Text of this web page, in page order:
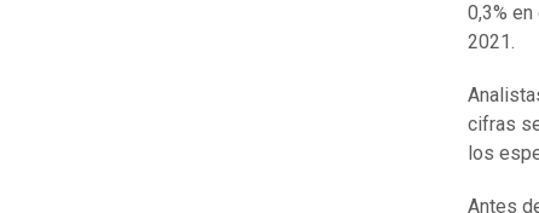
0,3%
2021.
cifras
los
Antes